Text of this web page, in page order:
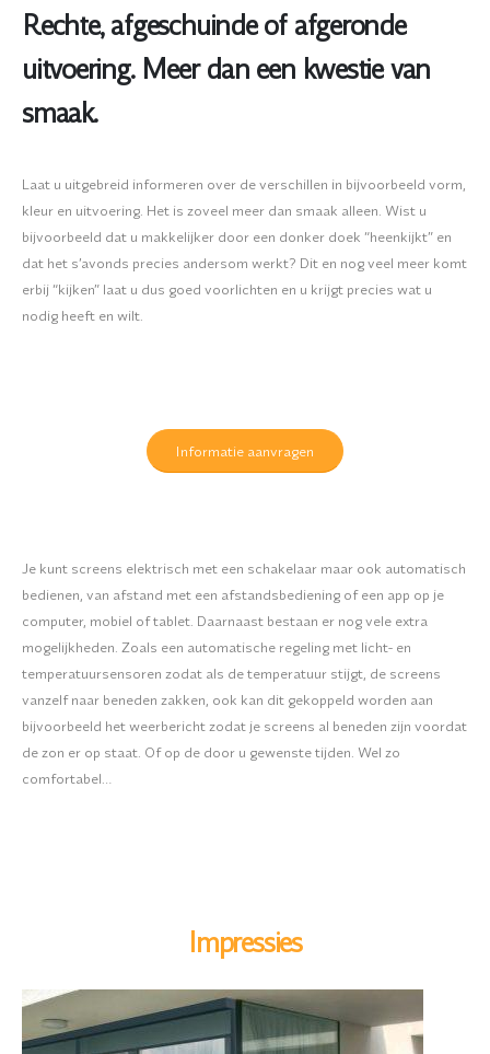
Rechte, afgeschuinde of afgeronde
uitvoering. Meer dan een kwestie van
smaak.
Laat u uitgebreid informeren over de verschillen in bijvoorbeeld vorm,
kleur en uitvoering. Het is zoveel meer dan smaak alleen. Wist u
bijvoorbeeld dat u makkelijker door een donker doek “heenkijkt” en
dat het s’avonds precies andersom werkt? Dit en nog veel meer komt
erbij “kijken” laat u dus goed voorlichten en u krijgt precies wat u
nodig heeft en wilt.
Informatie aanvragen
Je kunt screens elektrisch met een schakelaar maar ook automatisch
bedienen, van afstand met een afstandsbediening of een app op je
computer, mobiel of tablet. Daarnaast bestaan er nog vele extra
mogelijkheden. Zoals een automatische regeling met licht- en
temperatuursensoren zodat als de temperatuur stijgt, de screens
vanzelf naar beneden zakken, ook kan dit gekoppeld worden aan
bijvoorbeeld het weerbericht zodat je screens al beneden zijn voordat
de zon er op staat. Of op de door u gewenste tijden. Wel zo
comfortabel…
Impressies